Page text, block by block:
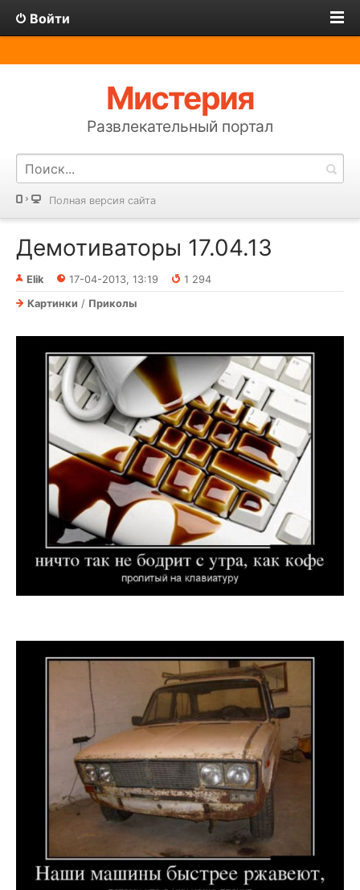
Войти
Мистерия
Развлекательный портал
Полная версия сайта
Демотиваторы 17.04.13
Elik 17-04-2013, 13:19
1 294
Картинки / Приколы